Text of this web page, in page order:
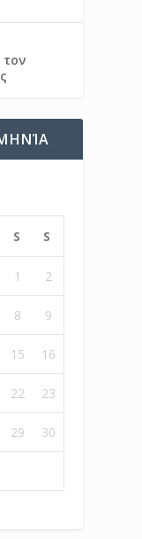
τον
S S
1 2
8 9
15 16
22 23
29 30